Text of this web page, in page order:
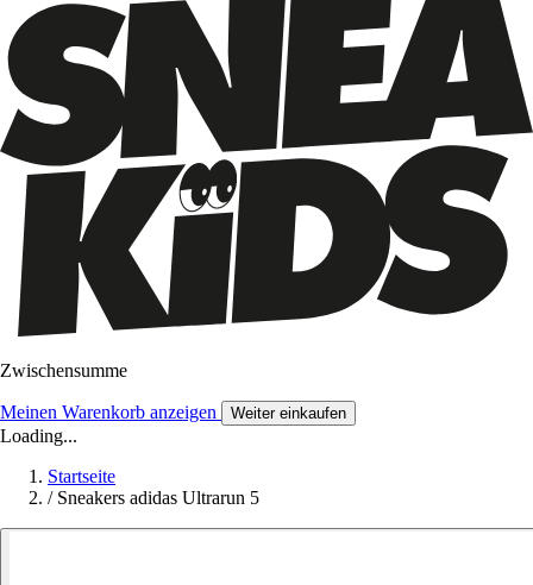
Zwischensumme
Meinen Warenkorb anzeigen Weiter einkaufen
Loading...
Startseite
/ Sneakers adidas Ultrarun 5